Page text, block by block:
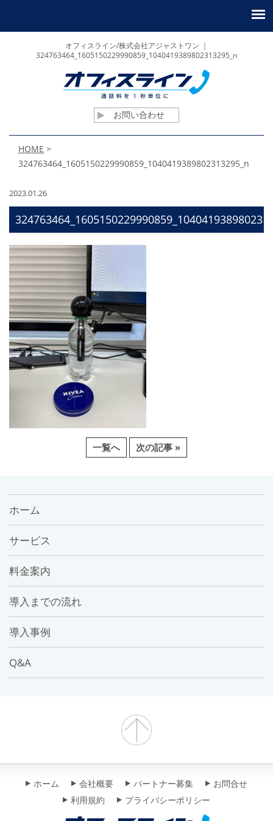
オフィスライン/株式会社アジャストワン ｜
324763464_1605150229990859_1040419389802313295_n
お問い合わせ
HOME >
324763464_1605150229990859_1040419389802313295_n
2023.01.26
一覧へ 次の記事 »
ホーム
サービス
料金案内
導入までの流れ
導入事例
Q&A
ホーム 会社概要 パートナー募集
お問合せ
利用規約
プライバシーポリシー